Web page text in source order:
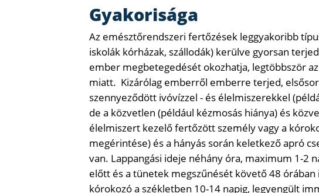
Gyakorisága
Az emésztőrendszeri fertőzések leggyakoribb
iskolák kórházak, szállodák) kerülve gyorsan
ember megbetegedését okozhatja, legtöbbször
miatt. Kizárólag emberről emberre terjed,
szennyeződött ivóvízzel - és élelmiszerekkel
de a közvetlen (például kézmosás hiánya) és
élelmiszert kezelő fertőzött személy vagy a
megérintése) és a hányás során keletkező apró
van. Lappangási ideje néhány óra, maximum 1-2
előtt és a tünetek megszűnését követő 48
kórokozó a székletben 10-14 napig, legyengült